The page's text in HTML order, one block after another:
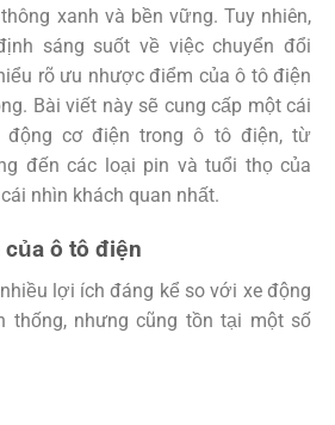
xanh và bền vững. Tuy nhiên,
sáng suốt về việc chuyển đổi
rõ ưu nhược điểm của ô tô điện
Bài viết này sẽ cung cấp một cái
động cơ điện trong ô tô điện, từ
đến các loại pin và tuổi thọ của
nhìn khách quan nhất.
ô tô điện
lợi ích đáng kể so với xe động
thống, nhưng cũng tồn tại một số